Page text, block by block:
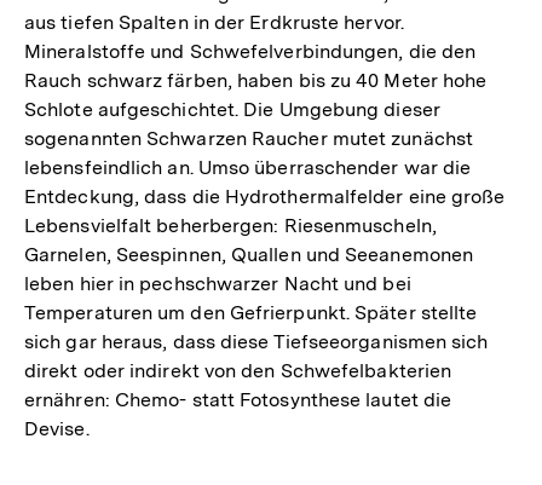
aus tiefen Spalten in der Erdkruste hervor.
Mineralstoffe und Schwefelverbindungen, die den
Rauch schwarz färben, haben bis zu 40 Meter hohe
Schlote aufgeschichtet. Die Umgebung dieser
sogenannten Schwarzen Raucher mutet zunächst
lebensfeindlich an. Umso überraschender war die
Entdeckung, dass die Hydrothermalfelder eine große
Lebensvielfalt beherbergen: Riesenmuscheln,
Garnelen, Seespinnen, Quallen und Seeanemonen
leben hier in pechschwarzer Nacht und bei
Temperaturen um den Gefrierpunkt. Später stellte
sich gar heraus, dass diese Tiefseeorganismen sich
direkt oder indirekt von den Schwefelbakterien
ernähren: Chemo- statt Fotosynthese lautet die
Devise.